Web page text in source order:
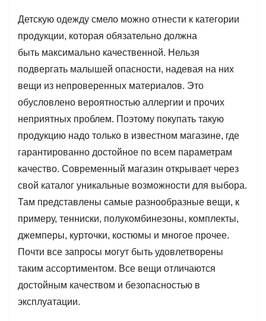
Детскую одежду смело можно отнести к категории
продукции, которая обязательно должна
быть максимально качественной. Нельзя
подвергать малышей опасности, надевая на них
вещи из непроверенных материалов. Это
обусловлено вероятностью аллергии и прочих
неприятных проблем. Поэтому покупать такую
продукцию надо только в известном магазине, где
гарантированно достойное по всем параметрам
качество. Современный магазин открывает через
свой каталог уникальные возможности для выбора.
Там представлены самые разнообразные вещи, к
примеру, тенниски, полукомбинезоны, комплекты,
джемперы, курточки, костюмы и многое прочее.
Почти все запросы могут быть удовлетворены
таким ассортиментом. Все вещи отличаются
достойным качеством и безопасностью в
эксплуатации.